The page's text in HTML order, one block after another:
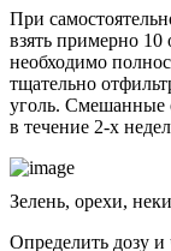
При
взять примерно 10
необходимо
тщательно
уголь. Смешанные
в течение 2-х
Зелень, орехи,
Определить дозу и